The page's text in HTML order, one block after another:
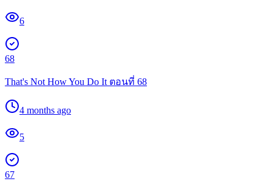
6
68
That's Not How You Do It ตอนที่ 68
4 months ago
5
67